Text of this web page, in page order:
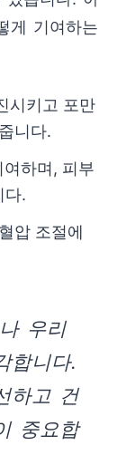
게 기여하는
시키고 포만
니다.
하며, 피부
다.
압 조절에
우리
합니다.
하고 건
중요합